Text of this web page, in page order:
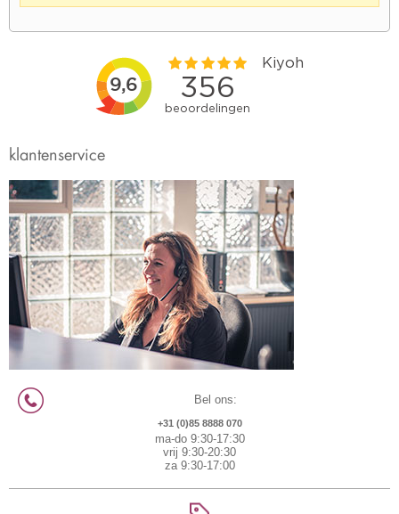
klantenservice
Bel ons:
+31 (0)85 8888 070
ma-do 9:30-17:30
vrij 9:30-20:30
za 9:30-17:00